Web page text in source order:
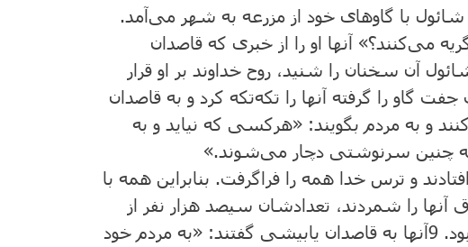
با گاوهای خود از مزرعه به شهر می‌آمد.
آنها او را از خبری که قاصدان
آن سخنان را شنید، روح خداوند بر او قرار
جفت گاو را گرفته آنها را تکه‌تکه کرد و به قاصدان
و به مردم بگویند: «هرکسی که نیاید و به
به چنین سرنوشتی دچار می‌شوند.»
و ترس خدا همه را فراگرفت. بنابراین همه با
آنها را شمردند، تعدادشان سیصد هزار نفر از
9آنها به قاصدان یابیشی گفتند: «به مردم خود